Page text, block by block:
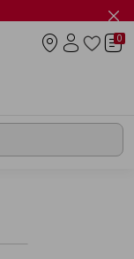
le
info
0